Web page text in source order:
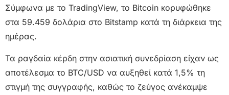
Σύμφωνα με το TradingView, το Bitcoin κορυφώθηκε
στα 59.459 δολάρια στο Bitstamp κατά τη διάρκεια της
ημέρας.
Τα ραγδαία κέρδη στην ασιατική συνεδρίαση είχαν ως
αποτέλεσμα το BTC/USD να αυξηθεί κατά 1,5% τη
στιγμή της συγγραφής, καθώς το ζεύγος ανέκαμψε